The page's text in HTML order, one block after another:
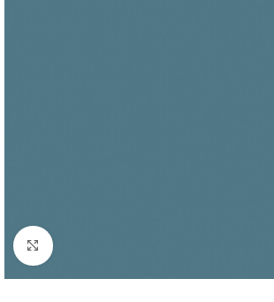
Μεγέθυνση